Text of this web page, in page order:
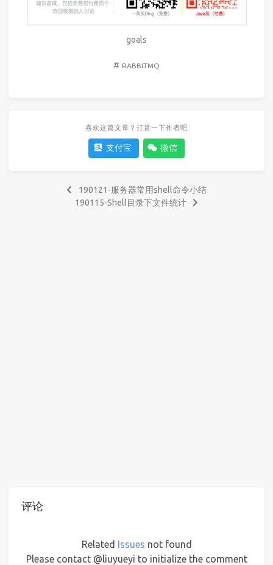
goals
# RABBITMQ
喜欢这篇文章？打赏一下作者吧
支付宝 微信
190121-服务器常用shell命令小结
190115-Shell目录下文件统计
评论
Related Issues not found
Please contact @liuyueyi to initialize the comment